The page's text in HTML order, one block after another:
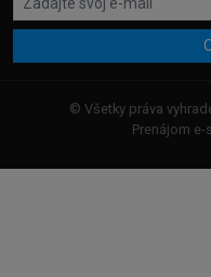
© Všetky práva
Prenájom e-